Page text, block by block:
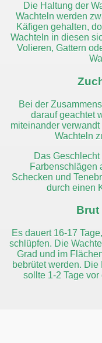
Die Haltung der
Wachteln werden
Käfigen gehalten,
Wachteln in diesen
Volieren, Gattern
Bei der
darauf geachtet
miteinander
Wachteln
Das
Farbenschlägen
Schecken und
durch einen
Brut
Es dauert 16-17
schlüpfen. Die
Grad und im
bebrütet werden. Die
sollte 1-2 Tage